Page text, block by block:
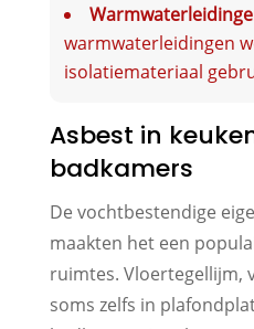
warmwaterleidingen
isolatiemateriaal
Asbest in
badkamers
De vochtbestendige
maakten het een
ruimtes. Vloertegellijm,
soms zelfs in